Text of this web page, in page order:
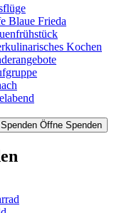
Blaue Frieda
Kochen
Öffne Spenden